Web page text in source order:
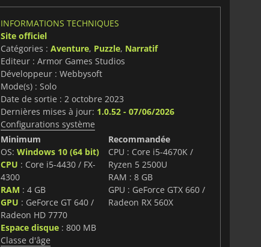
INFORMATIONS TECHNIQUES
Site officiel
Catégories : Aventure, Puzzle, Narratif
Editeur : Armor Games Studios
Développeur : Webbysoft
Mode(s) : Solo
Date de sortie : 2 octobre 2023
Dernières mises à jour: 1.0.52 - 07/06/2026
Configurations système
Minimum
OS: Windows 10 (64 bit)
CPU : Core i5-4430 / FX-
4300
RAM : 4 GB
GPU : GeForce GT 640 /
Radeon HD 7770
Espace disque: 800 MB
Recommandée
CPU : Core i5-4670K /
Ryzen 5 2500U
RAM : 8 GB
GPU : GeForce GTX 660 /
Radeon RX 560X
Classe d'âge